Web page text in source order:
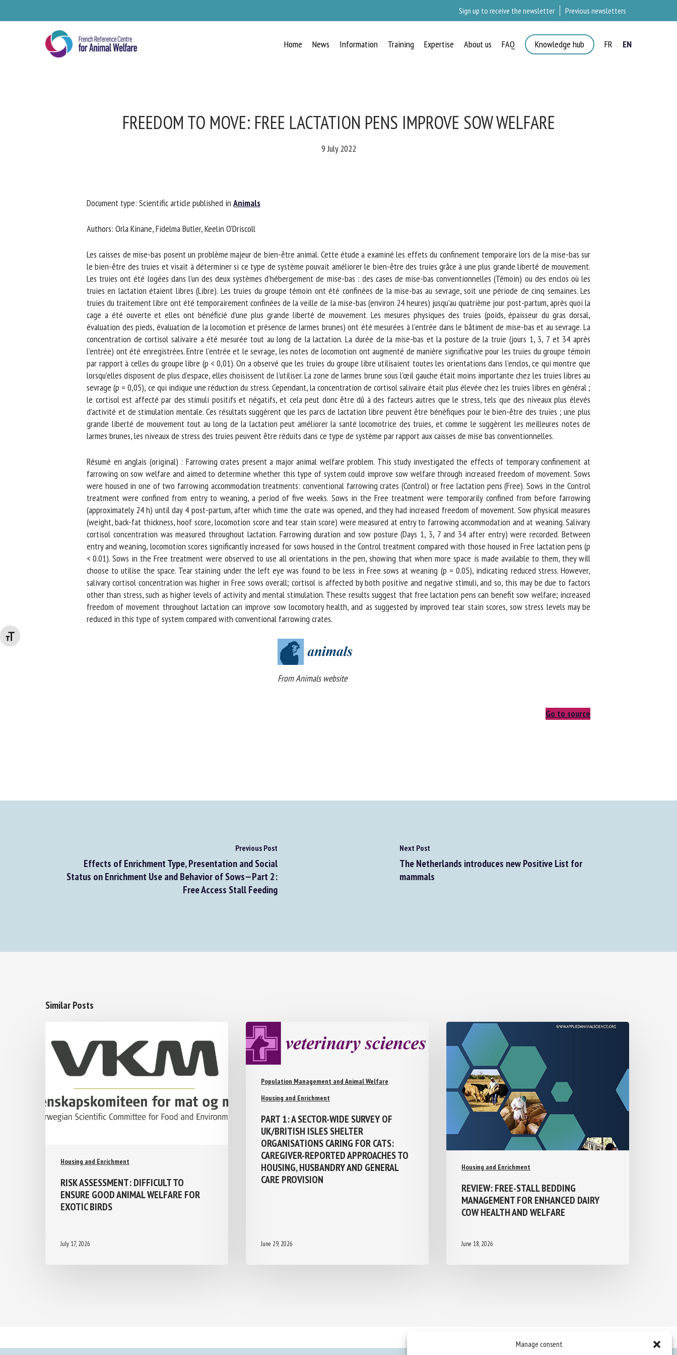
Manage consent
Changer la taille de la police
Sign up to receive the newsletter Previous newsletters
Home News Information Training Expertise About us FAQ Knowledge hub FR EN
FREEDOM TO MOVE: FREE LACTATION PENS IMPROVE SOW WELFARE
9 July 2022
Document type: Scientific article published inAnimals
Authors: Orla Kinane, Fidelma Butler, Keelin O'Driscoll
Les caisses de mise-bas posent un problème majeur de bien-être animal. Cette étude a examiné les effets du confinement temporaire lors de la mise-bas sur
le bien-être des truies et visait à déterminer si ce type de système pouvait améliorer le bien-être des truies grâce à une plus grande liberté de mouvement.
Les truies ont été logées dans l’un des deux systèmes d’hébergement de mise-bas : des cases de mise-bas conventionnelles (Témoin) ou des enclos où les
truies en lactation étaient libres (Libre). Les truies du groupe témoin ont été confinées de la mise-bas au sevrage, soit une période de cinq semaines. Les
truies du traitement libre ont été temporairement confinées de la veille de la mise-bas (environ 24 heures) jusqu’au quatrième jour post-partum, après quoi la
cage a été ouverte et elles ont bénéficié d’une plus grande liberté de mouvement. Les mesures physiques des truies (poids, épaisseur du gras dorsal,
évaluation des pieds, évaluation de la locomotion et présence de larmes brunes) ont été mesurées à l’entrée dans le bâtiment de mise-bas et au sevrage. La
concentration de cortisol salivaire a été mesurée tout au long de la lactation. La durée de la mise-bas et la posture de la truie (jours 1, 3, 7 et 34 après
l’entrée) ont été enregistrées. Entre l’entrée et le sevrage, les notes de locomotion ont augmenté de manière significative pour les truies du groupe témoin
par rapport à celles du groupe libre (p < 0,01). On a observé que les truies du groupe libre utilisaient toutes les orientations dans l’enclos, ce qui montre que
lorsqu’elles disposent de plus d’espace, elles choisissent de l’utiliser. La zone de larmes brune sous l’œil gauche était moins importante chez les truies libres au
sevrage (p = 0,05), ce qui indique une réduction du stress. Cependant, la concentration de cortisol salivaire était plus élevée chez les truies libres en général ;
le cortisol est affecté par des stimuli positifs et négatifs, et cela peut donc être dû à des facteurs autres que le stress, tels que des niveaux plus élevés
d’activité et de stimulation mentale. Ces résultats suggèrent que les parcs de lactation libre peuvent être bénéfiques pour le bien-être des truies ; une plus
grande liberté de mouvement tout au long de la lactation peut améliorer la santé locomotrice des truies, et comme le suggèrent les meilleures notes de
larmes brunes, les niveaux de stress des truies peuvent être réduits dans ce type de système par rapport aux caisses de mise bas conventionnelles.
Résumé en anglais (original) : Farrowing crates present a major animal welfare problem. This study investigated the effects of temporary confinement at
farrowing on sow welfare and aimed to determine whether this type of system could improve sow welfare through increased freedom of movement. Sows
were housed in one of two farrowing accommodation treatments: conventional farrowing crates (Control) or free lactation pens (Free). Sows in the Control
treatment were confined from entry to weaning, a period of five weeks. Sows in the Free treatment were temporarily confined from before farrowing
(approximately 24 h) until day 4 post-partum, after which time the crate was opened, and they had increased freedom of movement. Sow physical measures
(weight, back-fat thickness, hoof score, locomotion score and tear stain score) were measured at entry to farrowing accommodation and at weaning. Salivary
cortisol concentration was measured throughout lactation. Farrowing duration and sow posture (Days 1, 3, 7 and 34 after entry) were recorded. Between
entry and weaning, locomotion scores significantly increased for sows housed in the Control treatment compared with those housed in Free lactation pens (p
< 0.01). Sows in the Free treatment were observed to use all orientations in the pen, showing that when more space is made available to them, they will
choose to utilise the space. Tear staining under the left eye was found to be less in Free sows at weaning (p = 0.05), indicating reduced stress. However,
salivary cortisol concentration was higher in Free sows overall; cortisol is affected by both positive and negative stimuli, and so, this may be due to factors
other than stress, such as higher levels of activity and mental stimulation. These results suggest that free lactation pens can benefit sow welfare; increased
freedom of movement throughout lactation can improve sow locomotory health, and as suggested by improved tear stain scores, sow stress levels may be
reduced in this type of system compared with conventional farrowing crates.
From Animals website
Go to source
Previous Post
Effects of Enrichment Type, Presentation and Social
Status on Enrichment Use and Behavior of Sows—Part 2:
Free Access Stall Feeding
Next Post
The Netherlands introduces new Positive List for
mammals
Similar Posts
Housing and Enrichment
RISK ASSESSMENT: DIFFICULT TO
ENSURE GOOD ANIMAL WELFARE FOR
EXOTIC BIRDS
July 17, 2026
Population Management and Animal Welfare
Housing and Enrichment
PART 1: A SECTOR-WIDE SURVEY OF
UK/BRITISH ISLES SHELTER
ORGANISATIONS CARING FOR CATS:
CAREGIVER-REPORTED APPROACHES TO
HOUSING, HUSBANDRY AND GENERAL
CARE PROVISION
June 29, 2026
Housing and Enrichment
REVIEW: FREE-STALL BEDDING
MANAGEMENT FOR ENHANCED DAIRY
COW HEALTH AND WELFARE
June 18, 2026
NEWS
Please complete the form below to subscribe to our newsletter in English:
Organisation
*
Email *
By submitting this form, I accept that the information entered here will be
used in the context of my relationship with the FRCAW. *
Fields followed by * are mandatory